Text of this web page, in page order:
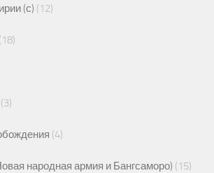
(с) (12)
(18)
(3)
(4)
народная армия и Бангсаморо) (15)